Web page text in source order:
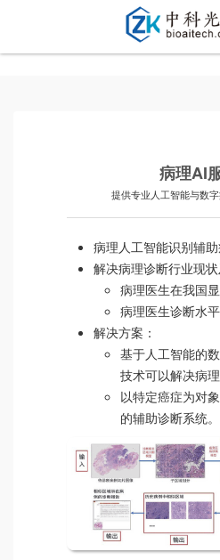
病理AI
提供专业人工智能与数
病理人工智能识别辅
解决病理诊断行业现
病理医生在我国
病理医生诊断水
解决方案：
基于人工智能的
技术可以解决病
以特定癌症为对
的辅助诊断系统。